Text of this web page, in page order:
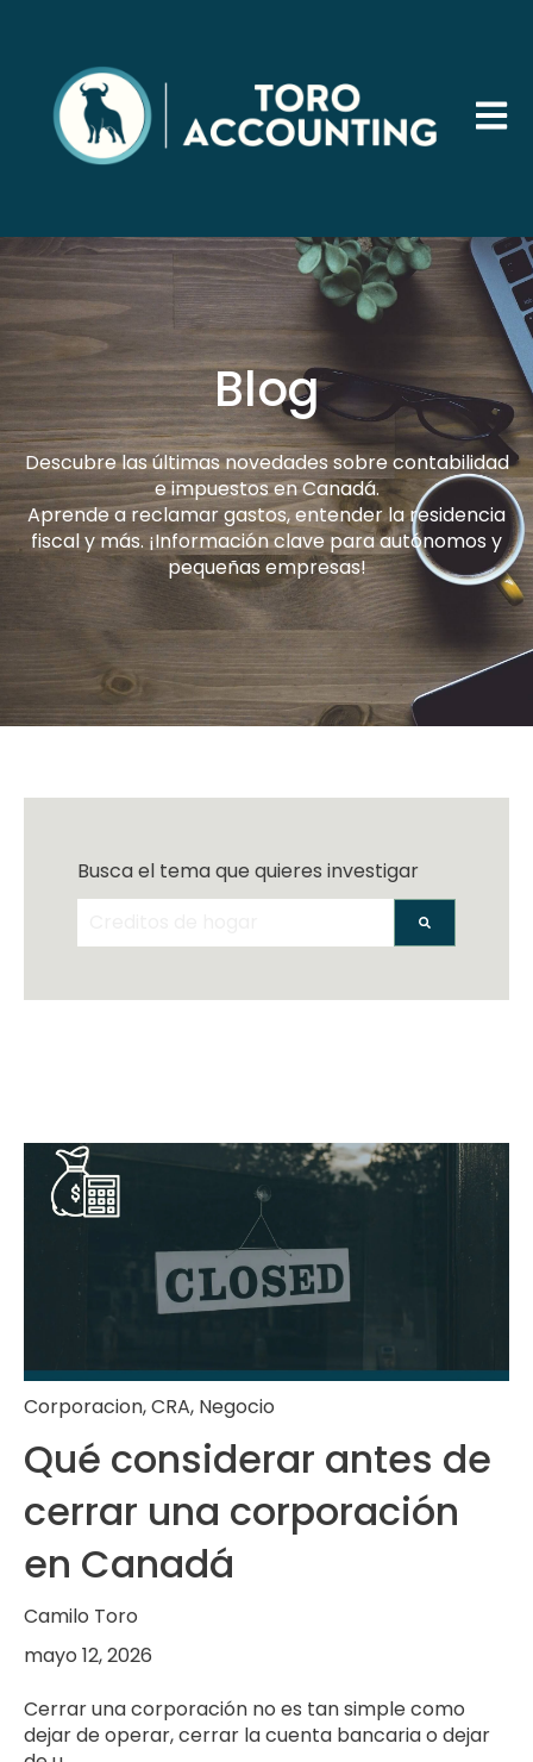
Abrir
Blog
Descubre las últimas novedades sobre contabilidad
e impuestos en Canadá.
Aprende a reclamar gastos, entender la residencia
fiscal y más. ¡Información clave para autónomos y
pequeñas empresas!
Busca el tema que quieres investigar
Corporacion,CRA, Negocio
Qué considerar antes de
cerrar una corporación
en Canadá
Camilo Toro
mayo 12, 2026
Cerrar una corporación no es tan simple como
dejar de operar, cerrar la cuenta bancaria o dejar